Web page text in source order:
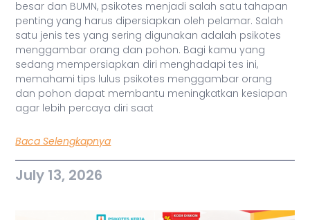
besar dan BUMN, psikotes menjadi salah satu tahapan
penting yang harus dipersiapkan oleh pelamar. Salah
satu jenis tes yang sering digunakan adalah psikotes
menggambar orang dan pohon. Bagi kamu yang
sedang mempersiapkan diri menghadapi tes ini,
memahami tips lulus psikotes menggambar orang
dan pohon dapat membantu meningkatkan kesiapan
agar lebih percaya diri saat
Baca Selengkapnya
July 13, 2026